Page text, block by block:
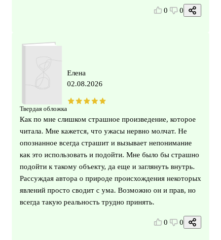
0 0
Твердая обложка
Елена
02.08.2026
Как по мне слишком страшное произведение, которое
читала. Мне кажется, что ужасы нервно молчат. Не
опознанное всегда страшит и вызывает непонимание
как это использовать и подойти. Мне было бы страшно
подойти к такому объекту, да еще и заглянуть внутрь.
Рассуждая автора о природе происхождения некоторых
явлений просто сводит с ума. Возможно он и прав, но
всегда такую реальность трудно принять.
0 0